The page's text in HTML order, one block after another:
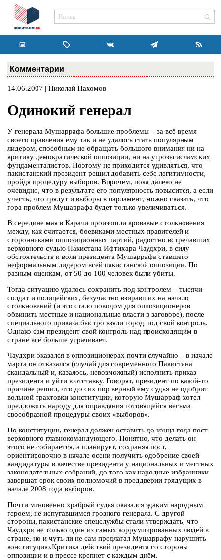
Комментарии
14.06.2007 | Николай Пахомов
Одинокий генерал
У генерала Мушаррафа большие проблемы – за всё время
своего правления ему так и не удалось стать популярным
лидером, способным не обращать большого внимания ни на
критику демократической оппозиции, ни на угрозы исламских
фундаменталистов. Поэтому не приходится удивляться, что
пакистанский президент решил добавить себе легитимности,
пройдя процедуру выборов. Впрочем, пока далеко не
очевидно, что в результате его популярность повысится, а если
учесть, что грядут и выборы в парламент, можно сказать, что
гора проблем Мушаррафа будет только увеличиваться.
В середине мая в Карачи произошли кровавые столкновения
между, как считается, боевиками местных правителей и
сторонниками оппозиционных партий, радостно встречавших
верховного судью Пакистана Ифтихара Чаудхри, в силу
обстоятельств и воли президента Мушаррафа ставшего
неформальным лидером всей пакистанской оппозиции. По
разным оценкам, от 50 до 100 человек были убиты.
Тогда ситуацию удалось сохранить под контролем – тысячи
солдат и полицейских, безучастно взиравших на начало
столкновений (и это стало поводом для оппозиционеров
обвинить местные и национальные власти в заговоре), после
специального приказа быстро взяли город под свой контроль.
Однако сам президент свой контроль над происходящим в
стране всё больше утрачивает.
Чаудхри оказался в оппозиционерах почти случайно – в начале
марта он отказался (случай для современного Пакистана
скандальный и, казалось, невозможный) исполнить приказ
президента и уйти в отставку. Говорят, президент по какой-то
причине решил, что до сих пор верный ему судья не одобрит
вольной трактовки конституции, которую Мушарраф хотел
предложить народу для оправдания готовящейся весьма
своеобразной процедуры своих «выборов».
По конституции, генерал должен оставить до конца года пост
верховного главнокомандующего. Понятно, что делать он
этого не собирается, а планирует, сохраняя пост,
ориентировочно в начале осени получить одобрение своей
кандидатуры в качестве президента у национальных и местных
законодательных собраний, до того как народные избранники
завершат срок своих полномочий в преддверии грядущих в
начале 2008 года выборов.
Почти мгновенно храбрый судья оказался эдаким народным
героем, не испугавшимся грозного генерала. С другой
стороны, пакистанские спецслужбы стали утверждать, что
Чаудхри не только один из самых коррумпированных людей в
стране, но и чуть ли не сам предлагал Мушаррафу нарушить
конституцию.Критика действий президента со стороны
оппозиции и в прессе крепнет с каждым днём.